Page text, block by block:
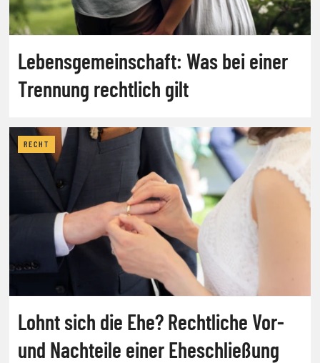
Lebensgemeinschaft: Was bei einer
Trennung rechtlich gilt
RECHT
Lohnt sich die Ehe? Rechtliche Vor-
und Nachteile einer Eheschließung